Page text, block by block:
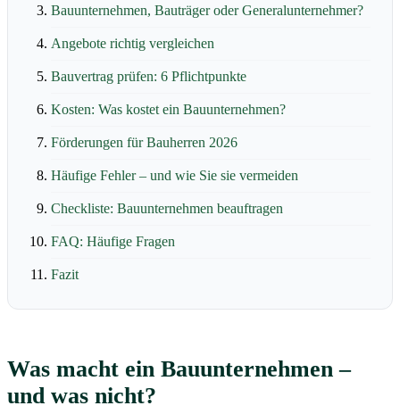
Bauunternehmen, Bauträger oder Generalunternehmer?
Angebote richtig vergleichen
Bauvertrag prüfen: 6 Pflichtpunkte
Kosten: Was kostet ein Bauunternehmen?
Förderungen für Bauherren 2026
Häufige Fehler – und wie Sie sie vermeiden
Checkliste: Bauunternehmen beauftragen
FAQ: Häufige Fragen
Fazit
Was macht ein Bauunternehmen –
und was nicht?